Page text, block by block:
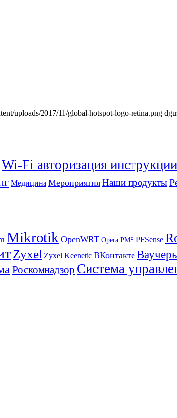
uploads/2017/11/global-hotspot-logo-retina.png
Wi-Fi авторизация инструкции
Медицина Мероприятия Наши продукты
Mikrotik OpenWRT Opera PMS PFSense
Zyxel Zyxel Keenetic ВКонтакте
Роскомнадзор Система